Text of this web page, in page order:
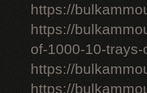
https://
https://
of-1000-10-trays-
https://
https://